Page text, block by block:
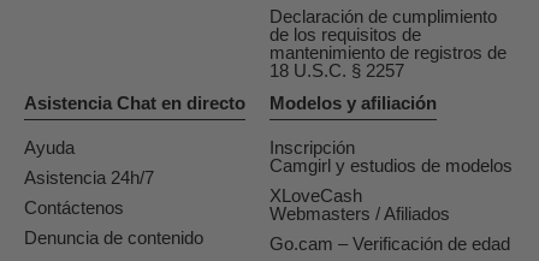
Declaración de cumplimiento
de los requisitos de
mantenimiento de registros de
18 U.S.C. § 2257
Asistencia Chat en directo
Ayuda
Asistencia 24h/7
Contáctenos
Denuncia de contenido
Modelos y afiliación
Inscripción
Camgirl y estudios de modelos
XLoveCash
Webmasters / Afiliados
Go.cam – Verificación de edad